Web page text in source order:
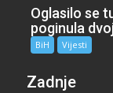
Oglasilo se
poginula
BiH Vijesti
Zadnje